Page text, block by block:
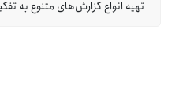
تهیه انواع گزارش‌های متنوع به